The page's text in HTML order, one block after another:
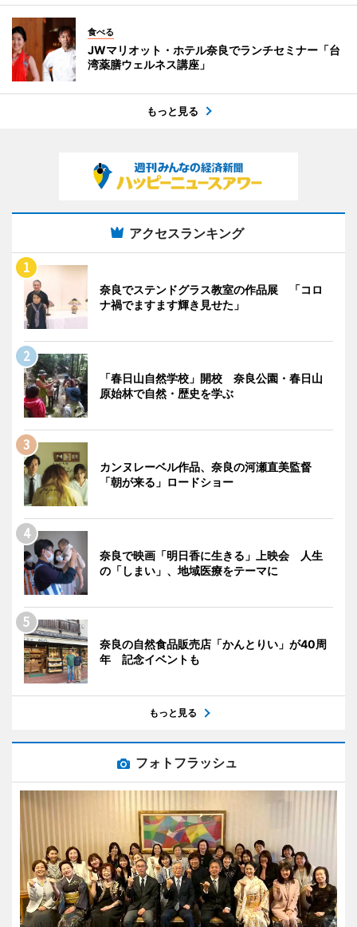
食べる
JWマリオット・ホテル奈良でランチセミナー「台
湾薬膳ウェルネス講座」
もっと見る
アクセスランキング
奈良でステンドグラス教室の作品展 「コロ
ナ禍でますます輝き見せた」
「春日山自然学校」開校 奈良公園・春日山
原始林で自然・歴史を学ぶ
カンヌレーベル作品、奈良の河瀬直美監督
「朝が来る」ロードショー
奈良で映画「明日香に生きる」上映会 人生
の「しまい」、地域医療をテーマに
奈良の自然食品販売店「かんとりい」が40周
年 記念イベントも
もっと見る
フォトフラッシュ